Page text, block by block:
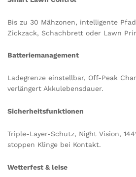
Bis zu 30 Mähzonen, intelligente
Zickzack, Schachbrett oder Lawn
Batteriemanagement
Ladegrenze einstellbar, Off-Peak
verlängert Akkulebensdauer.
Sicherheitsfunktionen
Triple-Layer-Schutz, Night Vision,
stoppen Klinge bei Kontakt.
Wetterfest & leise